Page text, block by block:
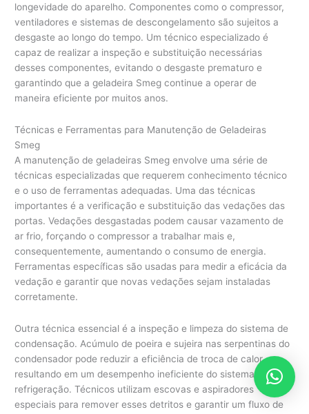
longevidade do aparelho. Componentes como o compressor,
ventiladores e sistemas de descongelamento são sujeitos a
desgaste ao longo do tempo. Um técnico especializado é
capaz de realizar a inspeção e substituição necessárias
desses componentes, evitando o desgaste prematuro e
garantindo que a geladeira Smeg continue a operar de
maneira eficiente por muitos anos.
Técnicas e Ferramentas para Manutenção de Geladeiras
Smeg
A manutenção de geladeiras Smeg envolve uma série de
técnicas especializadas que requerem conhecimento técnico
e o uso de ferramentas adequadas. Uma das técnicas
importantes é a verificação e substituição das vedações das
portas. Vedações desgastadas podem causar vazamento de
ar frio, forçando o compressor a trabalhar mais e,
consequentemente, aumentando o consumo de energia.
Ferramentas específicas são usadas para medir a eficácia da
vedação e garantir que novas vedações sejam instaladas
corretamente.
Outra técnica essencial é a inspeção e limpeza do sistema de
condensação. Acúmulo de poeira e sujeira nas serpentinas do
condensador pode reduzir a eficiência de troca de calor,
resultando em um desempenho ineficiente do sistema de
refrigeração. Técnicos utilizam escovas e aspiradores
especiais para remover esses detritos e garantir um fluxo de